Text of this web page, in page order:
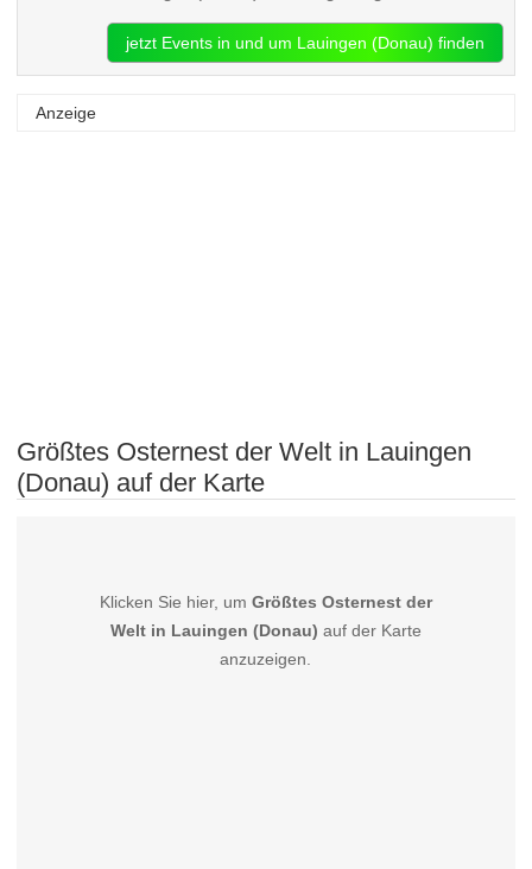
jetzt Events in und um Lauingen (Donau) finden
Anzeige
Größtes Osternest der Welt in Lauingen
(Donau) auf der Karte
Klicken Sie hier, um Größtes Osternest der
Welt in Lauingen (Donau) auf der Karte
anzuzeigen.